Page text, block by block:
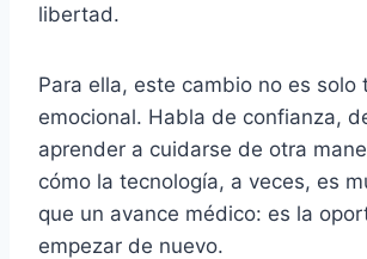
libertad.
Para ella, este cambio no es solo
emocional. Habla de confianza,
aprender a cuidarse de otra
cómo la tecnología, a veces, es
que un avance médico: es la
empezar de nuevo.